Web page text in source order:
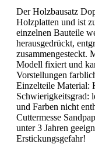
Der Holzbausatz
Holzplatten und ist
einzelnen Bauteile
herausgedrückt,
zusammengesteckt.
Modell fixiert und
Vorstellungen
Einzelteile Material:
Schwierigkeitsgrad:
und Farben nicht
Cuttermesse
unter 3 Jahren
Erstickungsgefahr!